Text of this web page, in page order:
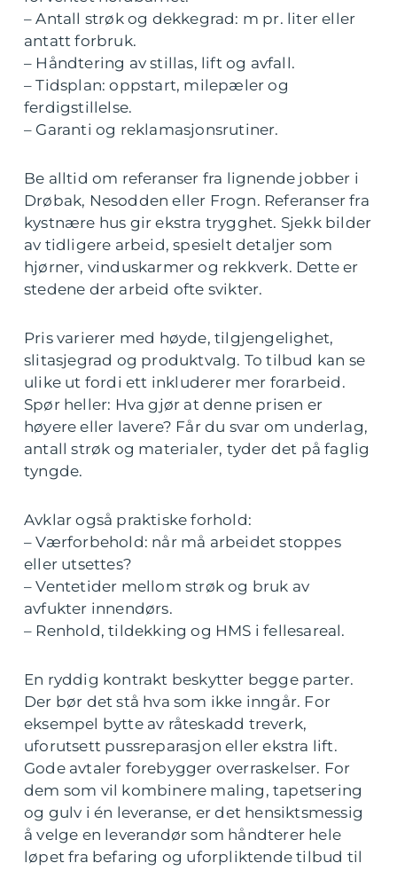
– Antall strøk og dekkegrad: m pr. liter eller
antatt forbruk.
– Håndtering av stillas, lift og avfall.
– Tidsplan: oppstart, milepæler og
ferdigstillelse.
– Garanti og reklamasjonsrutiner.
Be alltid om referanser fra lignende jobber i
Drøbak, Nesodden eller Frogn. Referanser fra
kystnære hus gir ekstra trygghet. Sjekk bilder
av tidligere arbeid, spesielt detaljer som
hjørner, vinduskarmer og rekkverk. Dette er
stedene der arbeid ofte svikter.
Pris varierer med høyde, tilgjengelighet,
slitasjegrad og produktvalg. To tilbud kan se
ulike ut fordi ett inkluderer mer forarbeid.
Spør heller: Hva gjør at denne prisen er
høyere eller lavere? Får du svar om underlag,
antall strøk og materialer, tyder det på faglig
tyngde.
Avklar også praktiske forhold:
– Værforbehold: når må arbeidet stoppes
eller utsettes?
– Ventetider mellom strøk og bruk av
avfukter innendørs.
– Renhold, tildekking og HMS i fellesareal.
En ryddig kontrakt beskytter begge parter.
Der bør det stå hva som ikke inngår. For
eksempel bytte av råteskadd treverk,
uforutsett pussreparasjon eller ekstra lift.
Gode avtaler forebygger overraskelser. For
dem som vil kombinere maling, tapetsering
og gulv i én leveranse, er det hensiktsmessig
å velge en leverandør som håndterer hele
løpet fra befaring og uforpliktende tilbud til